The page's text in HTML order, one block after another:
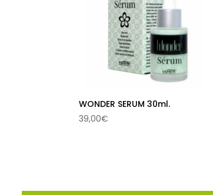
WONDER SERUM 30ml.
39,00€